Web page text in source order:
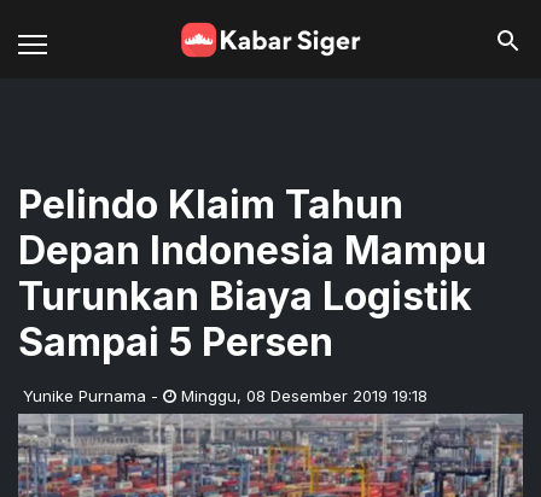
Pelindo Klaim Tahun
Depan Indonesia Mampu
Turunkan Biaya Logistik
Sampai 5 Persen
Yunike Purnama - Minggu, 08 Desember 2019 19:18